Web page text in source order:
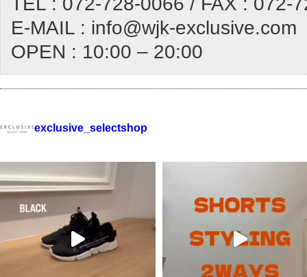
E-MAIL : info@wjk-exclusive.com
OPEN : 10:00 – 20:00
exclusive_selectshop